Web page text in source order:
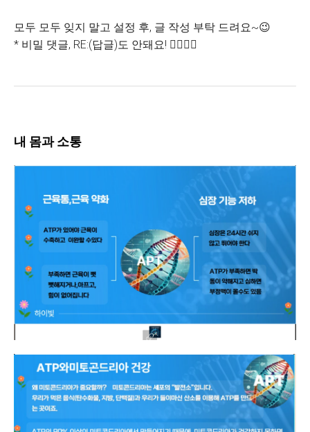
모두 모두 잊지 말고 설정 후, 글 작성 부탁 드려요~😉
* 비밀 댓글, RE:(답글)도 안돼요! 🙅‍♂️🙅‍♀️
내 몸과 소통